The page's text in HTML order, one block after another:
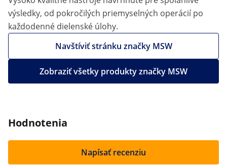
výsledky, od pokročilých priemyselných operácií po
každodenné dielenské úlohy.
Navštíviť stránku značky MSW
Zobraziť všetky produkty značky MSW
Hodnotenia
Napísať recenziu